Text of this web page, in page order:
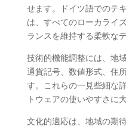
せます。ドイツ語でのテ
は、すべてのローカライ
ランスを維持する柔軟な
技術的機能調整には、地
通貨記号、数値形式、住
す。これらの一見些細な
トウェアの使いやすさに
文化的適応は、地域の期